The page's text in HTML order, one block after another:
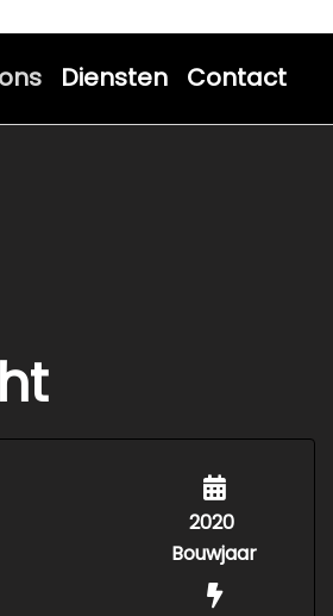
Diensten Contact
2020
Bouwjaar